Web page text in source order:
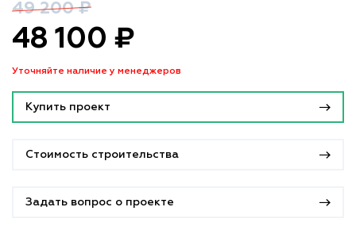
49 200 ₽
48 100 ₽
Уточняйте наличие у менеджеров
Купить проект
Стоимость строительства
Задать вопрос о проекте